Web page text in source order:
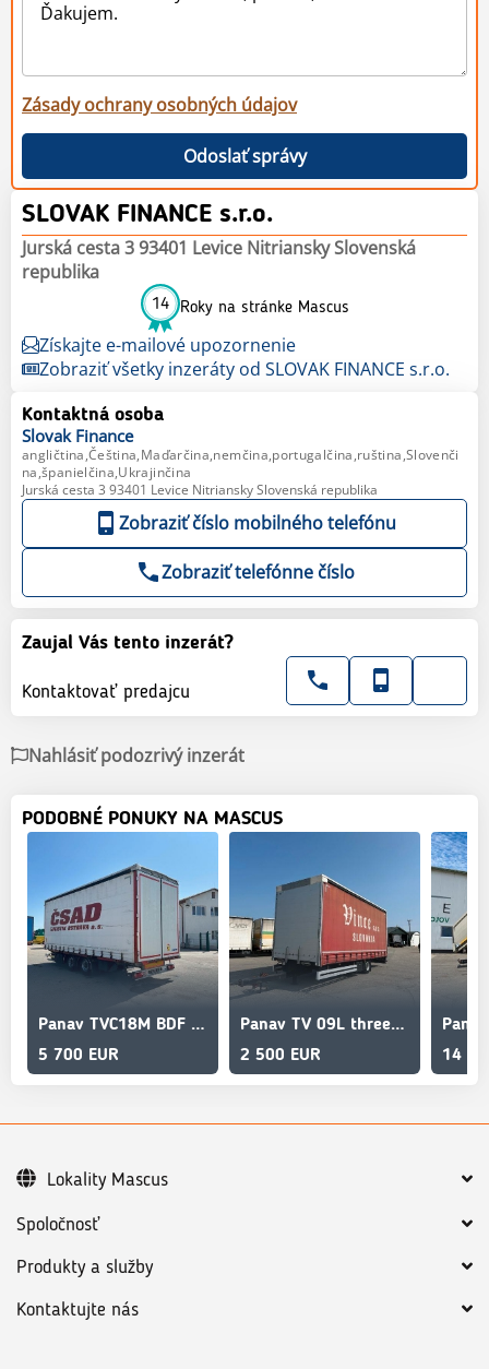
Zásady ochrany osobných údajov
Odoslať správy
SLOVAK FINANCE s.r.o.
Jurská cesta 3 93401 Levice Nitriansky Slovenská
republika
14 Roky na stránke Mascus
Získajte e-mailové upozornenie
Zobraziť všetky inzeráty od SLOVAK FINANCE s.r.o.
Kontaktná osoba
Slovak Finance
angličtina,Čeština,Maďarčina,nemčina,portugalčina,ruština,Slovenči
na,španielčina,Ukrajinčina
Jurská cesta 3 93401 Levice Nitriansky Slovenská republika
Zobraziť číslo mobilného telefónu
Zobraziť telefónne číslo
Zaujal Vás tento inzerát?
Kontaktovať predajcu
Nahlásiť podozrivý inzerát
PODOBNÉ PONUKY NA MASCUS
Panav TVC18M BDF threesided stridckling vin 388
5 700 EUR
Panav TV 09L threesided strickling vin 160
2 500 EUR
14
Spoločnosť
Produkty a služby
Kontaktujte nás
Lokality Mascus